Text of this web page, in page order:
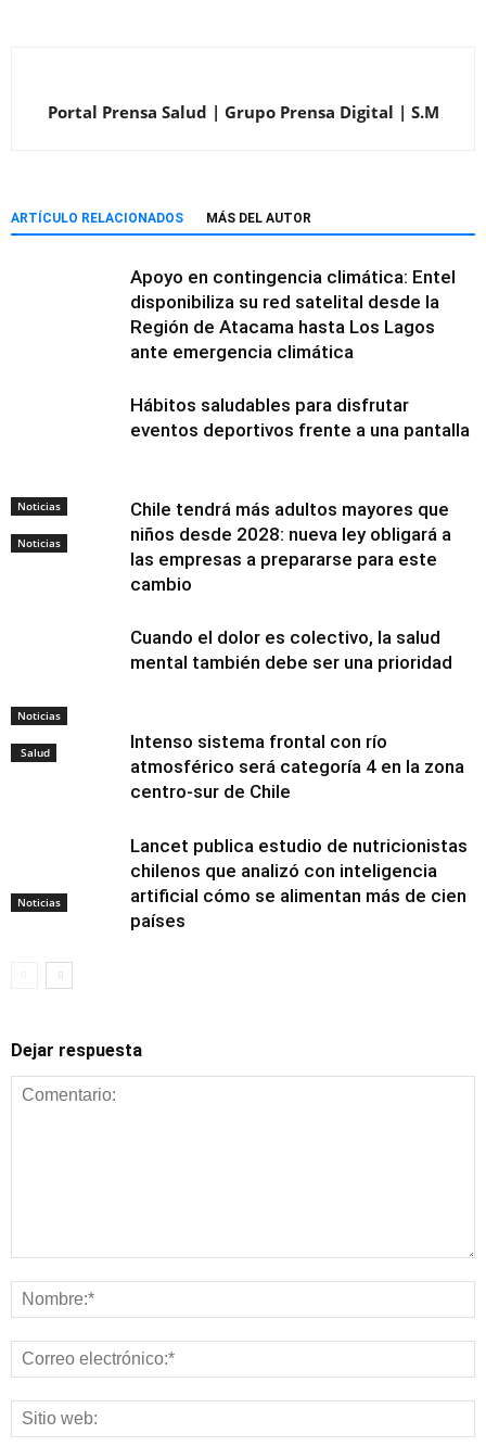
Portal Prensa Salud | Grupo Prensa Digital | S.M
ARTÍCULO RELACIONADOS MÁS DEL AUTOR
Noticias
Apoyo en contingencia climática: Entel
disponibiliza su red satelital desde la
Región de Atacama hasta Los Lagos
ante emergencia climática
Noticias
Hábitos saludables para disfrutar
eventos deportivos frente a una pantalla
Noticias
Chile tendrá más adultos mayores que
niños desde 2028: nueva ley obligará a
las empresas a prepararse para este
cambio
Salud
Cuando el dolor es colectivo, la salud
mental también debe ser una prioridad
Noticias
Intenso sistema frontal con río
atmosférico será categoría 4 en la zona
centro-sur de Chile
Alimentación y
nutrición
Lancet publica estudio de nutricionistas
chilenos que analizó con inteligencia
artificial cómo se alimentan más de cien
países
Dejar respuesta